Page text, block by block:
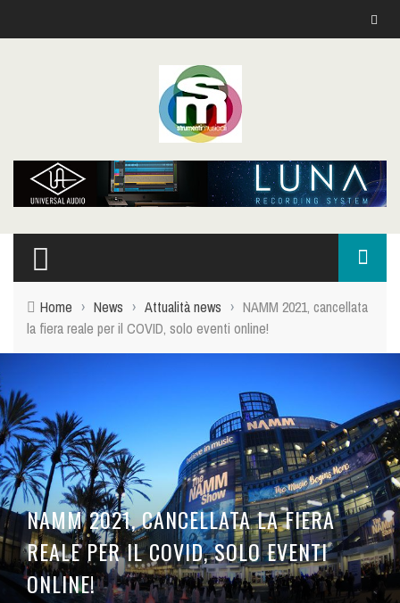
Home › News › Attualità news › NAMM 2021, cancellata
la fiera reale per il COVID, solo eventi online!
NAMM 2021, CANCELLATA LA FIERA
REALE PER IL COVID, SOLO EVENTI
ONLINE!